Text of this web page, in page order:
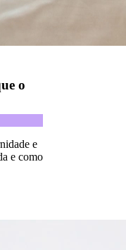
o
e
e como